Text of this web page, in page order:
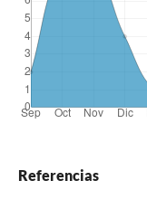
Referencias